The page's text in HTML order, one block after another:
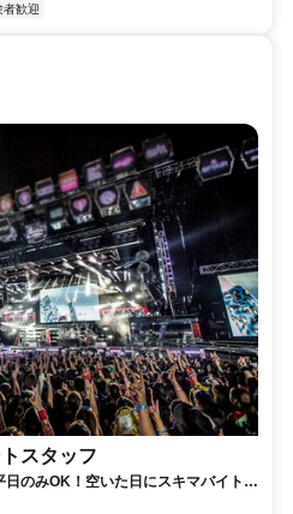
者歓迎
スタッフ
のみOK！空いた日にスキマバイト！